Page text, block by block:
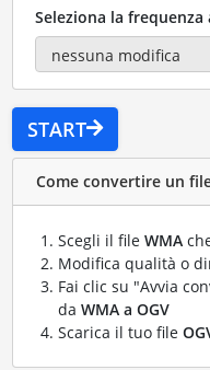
Seleziona la frequenza
START
Come convertire un
Scegli il file WMA
Modifica qualità o
Fai clic su "Avvia
da WMA a OGV
Scarica il tuo file